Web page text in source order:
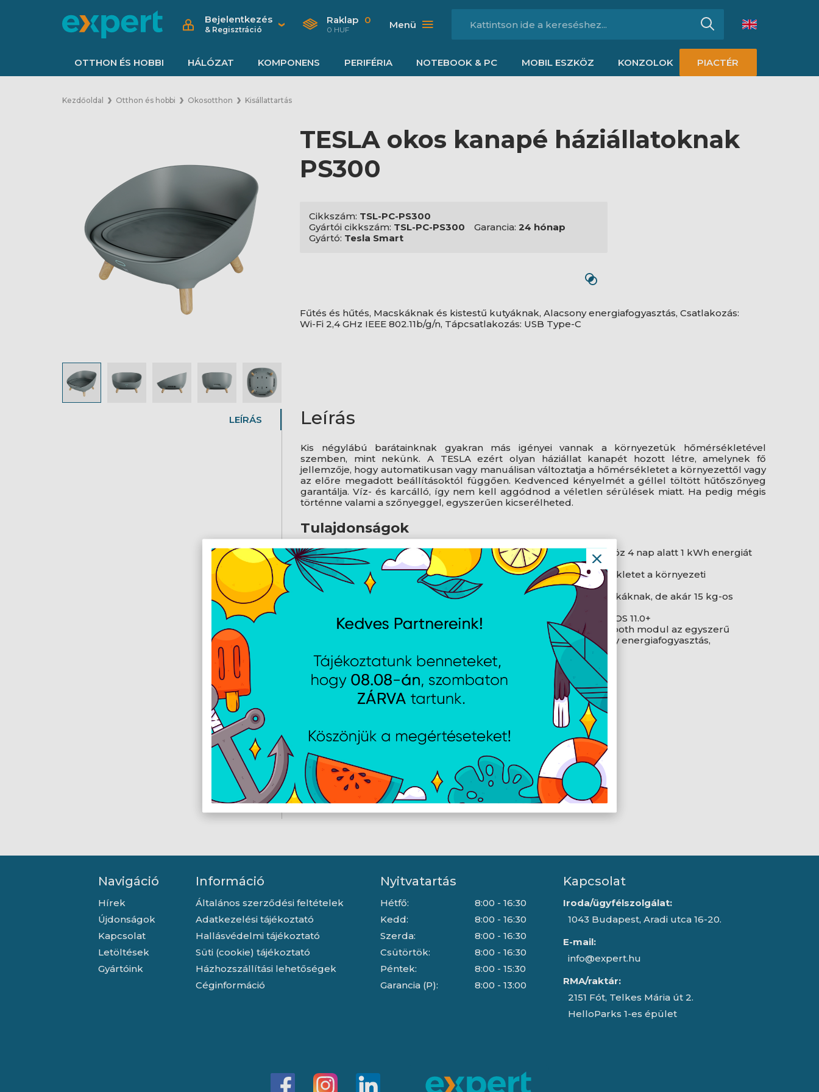
Bejelentkezés
& Regisztráció
Raklap 0
0 HUF Menü
OTTHON ÉS HOBBI HÁLÓZAT KOMPONENS PERIFÉRIA NOTEBOOK & PC MOBIL ESZKÖZ KONZOLOK PIACTÉR
Kezdőoldal Otthon és hobbi Okosotthon Kisállattartás
TESLA okos kanapé háziállatoknak
PS300
Cikkszám: TSL-PC-PS300
Gyártói cikkszám: TSL-PC-PS300 Garancia: 24 hónap
Gyártó: Tesla Smart
Fűtés és hűtés, Macskáknak és kistestű kutyáknak, Alacsony energiafogyasztás, Csatlakozás:
Wi-Fi 2,4 GHz IEEE 802.11b/g/n, Tápcsatlakozás: USB Type-C
LEÍRÁS Leírás
Kis négylábú barátainknak gyakran más igényei vannak a környezetük hőmérsékletével
szemben, mint nekünk. A TESLA ezért olyan háziállat kanapét hozott létre, amelynek fő
jellemzője, hogy automatikusan vagy manuálisan változtatja a hőmérsékletet a környezettől vagy
az előre megadott beállításoktól függően. Kedvenced kényelmét a géllel töltött hűtőszőnyeg
garantálja. Víz- és karcálló, így nem kell aggódnod a véletlen sérülések miatt. Ha pedig mégis
történne valami a szőnyeggel, egyszerűen kicserélheted.
Tulajdonságok
Alacsony energiafogyasztás: Folyamatos üzemben az eszköz 4 nap alatt 1 kWh energiát
fogyaszt.
Fűtés és hűtés:
A kanapé automatikusan beállítja a hőmérsékletet a környezeti
hőmérséklet függvényében.
Macskáknak és kistestű kutyáknak:
Különösen ideális macskáknak, de akár 15 kg-os
Mobilalkalmazás TESLA Smart:Google Android 6.0+, Apple iOS 11.0+
Funkciók:Hatékony fűtés és hűtés, Kombinált Wi-Fi és Bluetooth modul az egyszerű
csatlakoztathatóság érdekében, Csendes működés, Alacsony energiafogyasztás,
Műszaki adatok
Csatlakozás: Wi-Fi 2,4 GHz IEEE 802.11b/g/n
Üzemi hőmérséklet: 0-40 °C
Termék mérete: 43,4 x 43,1 x 29,6 cm
Termék súlya: 3100 g
Termék gyártói oldala
Navigáció
Hírek
Újdonságok
Kapcsolat
Letöltések
Gyártóink
Információ
Általános szerződési feltételek
Adatkezelési tájékoztató
Hallásvédelmi tájékoztató
Süti (cookie) tájékoztató
Házhozszállítási lehetőségek
Céginformáció
Nyitvatartás
Hétfő:
Kedd:
Szerda:
Csütörtök:
Péntek:
Garancia (P):
8:00 - 16:30
8:00 - 16:30
8:00 - 16:30
8:00 - 16:30
8:00 - 15:30
8:00 - 13:00
Kapcsolat
Iroda/ügyfélszolgálat:
1043 Budapest, Aradi utca 16-20.
E-mail:
info@expert.hu
RMA/raktár:
2151 Fót, Telkes Mária út 2.
HelloParks 1-es épület